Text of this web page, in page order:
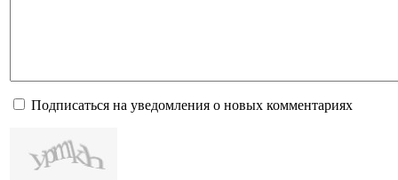
Подписаться на уведомления о новых комментариях